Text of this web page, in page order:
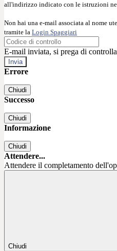
all'indirizzo indicato con le istruzioni
Non hai una e-mail associata al nome
tramite la Login Spaggiari
E-mail inviata, si prega di
Errore
Chiudi
Successo
Chiudi
Informazione
Chiudi
Attendere...
Attendere il completamento
Chiudi